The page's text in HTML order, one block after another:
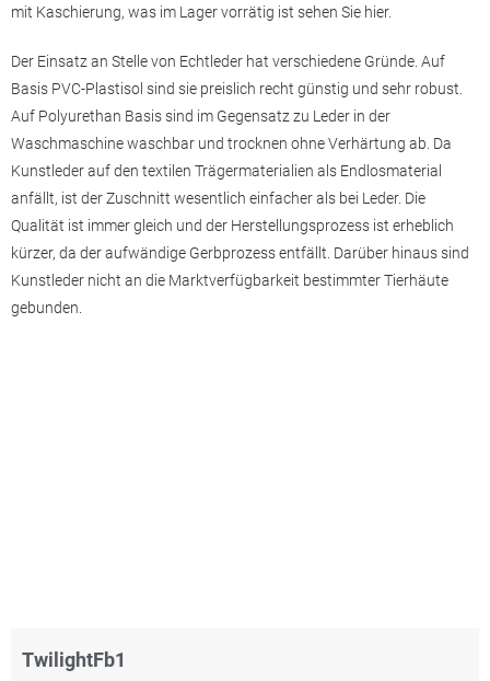
mit Kaschierung, was im Lager vorrätig ist sehen Sie hier.
Der Einsatz an Stelle von Echtleder hat verschiedene Gründe. Auf
Basis PVC-Plastisol sind sie preislich recht günstig und sehr robust.
Auf Polyurethan Basis sind im Gegensatz zu Leder in der
Waschmaschine waschbar und trocknen ohne Verhärtung ab. Da
Kunstleder auf den textilen Trägermaterialien als Endlosmaterial
anfällt, ist der Zuschnitt wesentlich einfacher als bei Leder. Die
Qualität ist immer gleich und der Herstellungsprozess ist erheblich
kürzer, da der aufwändige Gerbprozessentfällt. Darüber hinaus sind
Kunstleder nicht an die Marktverfügbarkeit bestimmter Tierhäute
gebunden.
TwilightFb1